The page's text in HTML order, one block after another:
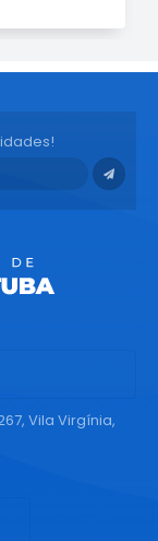
Vila Virgínia,